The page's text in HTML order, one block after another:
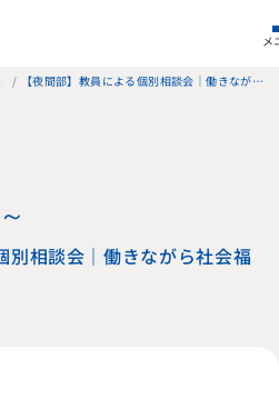
メ
【夜間部】教員による個別相談会｜働きながら社会福祉士を目指す方へ
別相談会｜働きながら社会福